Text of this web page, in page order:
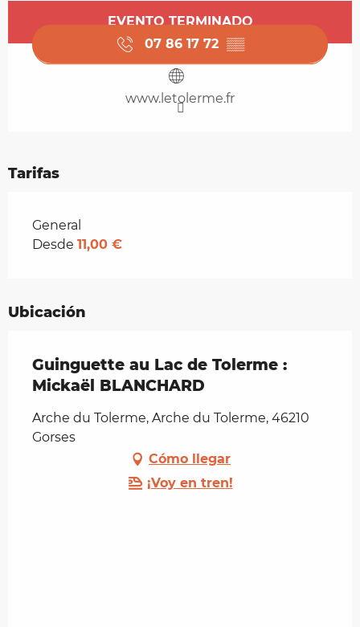
Horarios y datos de contacto
EVENTO TERMINADO
07 86 17 72 ▒▒
www.letolerme.fr
Tarifas
Tarifas 2026
General
Desde 11,00 €
Ubicación
Guinguette au Lac de Tolerme :
Mickaël BLANCHARD
Arche du Tolerme, Arche du Tolerme, 46210
Gorses
Cómo llegar
¡Voy en tren!